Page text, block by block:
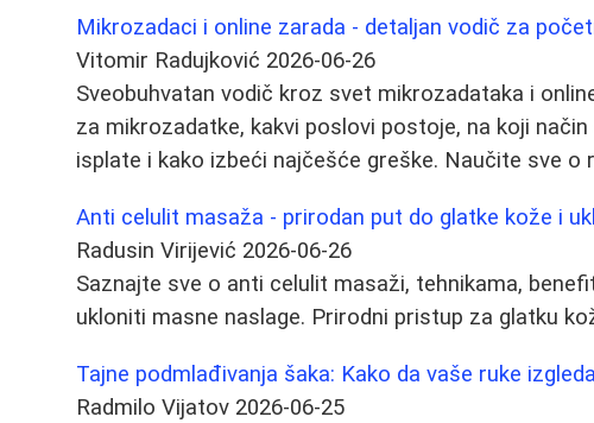
Mikrozadaci i online zarada - detaljan vodič za
Vitomir Radujković 2026-06-26
Sveobuhvatan vodič kroz svet mikrozadataka i
za mikrozadatke, kakvi poslovi postoje, na koji
isplate i kako izbeći najčešće greške. Naučite sve o
Anti celulit masaža - prirodan put do glatke kože i
Radusin Virijević 2026-06-26
Saznajte sve o anti celulit masaži, tehnikama,
ukloniti masne naslage. Prirodni pristup za glatku
Tajne podmlađivanja šaka: Kako da vaše ruke
Radmilo Vijatov 2026-06-25